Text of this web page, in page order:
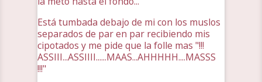
Está tumbada debajo de mi con los muslos
separados de par en par recibiendo mis
cipotados y me pide que la folle mas "!!!
ASSIII...ASSIIII......MAAS...AHHHHH....MASSS
!!!"